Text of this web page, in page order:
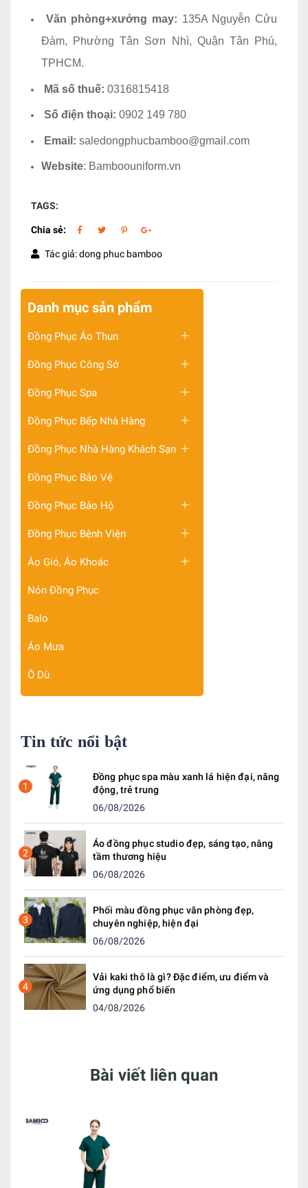
Văn phòng+xưởng may: 135A Nguyễn Cửu
Đàm, Phường Tân Sơn Nhì, Quận Tân Phú,
TPHCM.
Mã số thuế: 0316815418
Số điện thoại: 0902 149 780
Email: saledongphucbamboo@gmail.com
Website: Bamboouniform.vn
TAGS:
Chia sẻ:
Tác giả: dong phuc bamboo
Danh mục sản phẩm
Đồng Phục Áo Thun
Đồng Phục Công Sở
Đồng Phục Spa
Đồng Phục Bếp Nhà Hàng
Đồng Phục Nhà Hàng Khách Sạn
Đồng Phục Bảo Vệ
Đồng Phục Bảo Hộ
Đồng Phục Bệnh Viện
Áo Gió, Áo Khoác
Nón Đồng Phục
Balo
Áo Mưa
Ô Dù
Tin tức nổi bật
1
Đồng phục spa màu xanh lá hiện đại, năng
động, trẻ trung
06/08/2026
2
Áo đồng phục studio đẹp, sáng tạo, nâng
tầm thương hiệu
06/08/2026
3
Phối màu đồng phục văn phòng đẹp,
chuyên nghiệp, hiện đại
06/08/2026
4
Vải kaki thô là gì? Đặc điểm, ưu điểm và
ứng dụng phổ biến
04/08/2026
Bài viết liên quan